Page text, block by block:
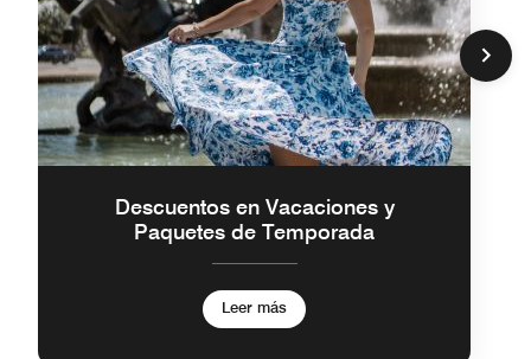
Descuentos en Vacaciones y
Paquetes de Temporada
Leer más